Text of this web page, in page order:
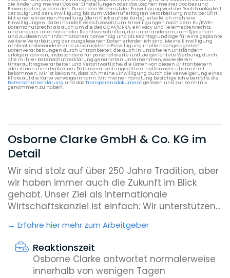
die Änderung meiner Cookie-Einstellungen oder das Löschen meiner Cookies und
Browserdaten, widerrufen. Durch den Widerruf der Einwilligung wird die Rechtmäßigkeit
der aufgrund der Einwilligung bis zum Widerruf erfolgten Verarbeitung nicht berührt.
Mit einer einzelnen Handlung (dem Klick auf die Karte), erteile ich mehrere
Einwilligungen. Dabei handelt es sich sowohl um Einwilligungen nach dem EU/EWR-
Datenschutzrecht als auch um die des CCPA/CPRA, ePrivacy und Telemedienrechts,
und anderer internationaler Rechtsvorschriften, die unter anderem zum Speichern
und Auslesen von Informationen notwendig und als Rechtsgrundlage für eine geplante
weitere Verarbeitung der ausgelesenen Daten erforderlich sind. Meine Einwilligung
umfasst insbesondere eine ausdrückliche Einwilligung in alle nachgelagerten
Datenverarbeitungen durch Drittanbieter, die auch in unsicheren Drittländern
erfolgen können, insbesondere für personalisierte und zielgerichtete Werbung, durch
alle in ihrer Datenschutzerklärung genannten Unternehmen, sowie deren
Unterauftragsverarbeiter und Verantwortliche, die Daten von diesen Drittanbietern
oder ihnen innerhalb einer Datenverarbeitungskette erhalten oder übermittelt
bekommen. Mir ist bekannt, dass ich meine Einwilligung durch die Verweigerung eines
Klicks auf die Karte verweigern kann. Mit meiner Handlung bestätige ich ebenfalls, die
Datenschutzerklärung und dasTransparenzdokumentgelesen und zur Kenntnis
genommen zu haben.
Osborne Clarke GmbH & Co. KG im
Detail
Wir sind stolz auf über 250 Jahre Tradition, aber
wir haben immer auch die Zukunft im Blick
gehabt. Unser Ziel als internationale
Wirtschaftskanzlei ist einfach: Wir unterstützen...
Erfahre hier mehr zum Arbeitgeber
Reaktionszeit
Osborne Clarke antwortet normalerweise
innerhalb von wenigen Tagen